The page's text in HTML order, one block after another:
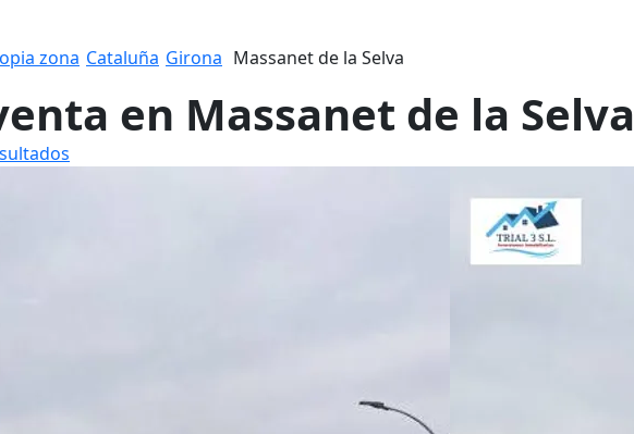
zona Cataluña Girona Massanet de la Selva
en Massanet de la Selva